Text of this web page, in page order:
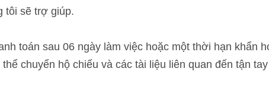
tôi sẽ trợ giúp.
toán sau 06 ngày làm việc hoặc một thời hạn khẩn
chuyển hộ chiếu và các tài liệu liên quan đến tận